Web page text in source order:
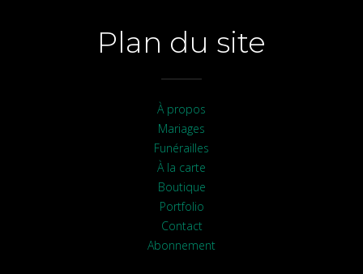
Plan du site
À propos
Mariages
Funérailles
À la carte
Boutique
Portfolio
Contact
Abonnement